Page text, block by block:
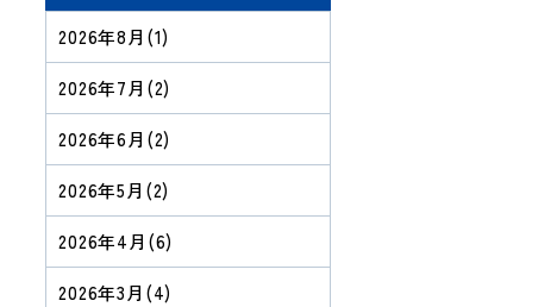
2026年8月 (1)
2026年7月 (2)
2026年6月 (2)
2026年5月 (2)
2026年4月 (6)
2026年3月 (4)